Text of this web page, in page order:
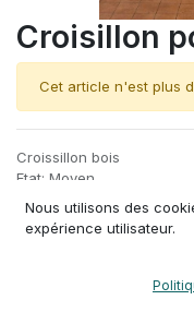
Croisillon
Cet article n'est plus
Croissillon bois
Etat: Moyen
Matière : Bois
Aspect : Bois foncé ou
Dimensions : Variable
Nous utilisons des
expérience utilisateur.